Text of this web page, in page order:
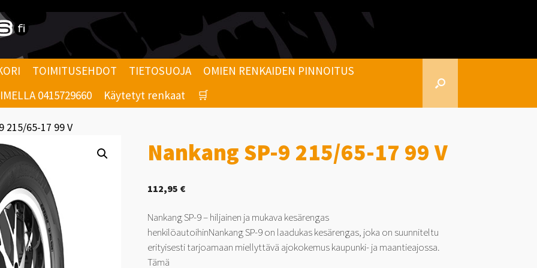
TOIMITUSEHDOT TIETOSUOJA
OMIEN RENKAIDEN PINNOITUS
0415729660 Käytetyt renkaat 🛒
215/65-17 99 V
Nankang SP-9 215/65-17 99 V
112,95 €
Nankang SP-9 – hiljainen ja mukava kesärengas
henkilöautoihinNankang SP-9 on laadukas kesärengas, joka on suunniteltu
erityisesti tarjoamaan miellyttävä ajokokemus kaupunki- ja maantieajossa.
Tämä